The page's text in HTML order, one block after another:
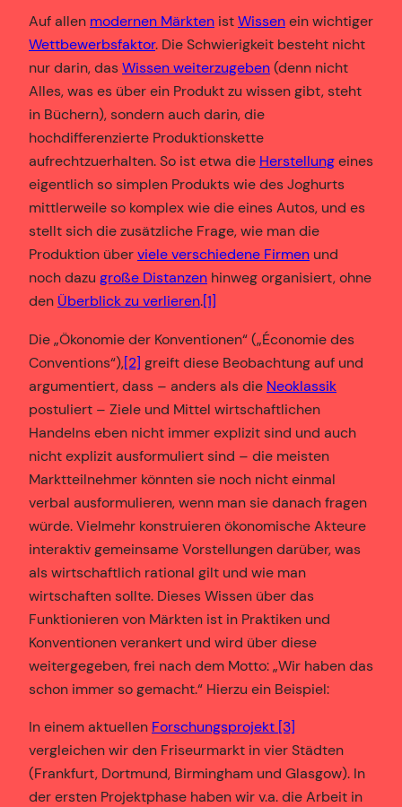
Auf allen modernen Märkten istWissenein wichtiger
Wettbewerbsfaktor. Die Schwierigkeit besteht nicht
nur darin, dasWissen weiterzugeben(denn nicht
Alles, was es über ein Produkt zu wissen gibt, steht
in Büchern), sondern auch darin, die
hochdifferenzierte Produktionskette
aufrechtzuerhalten. So ist etwa die Herstellungeines
eigentlich so simplen Produkts wie des Joghurts
mittlerweile so komplex wie die eines Autos, und es
stellt sich die zusätzliche Frage, wie man die
Produktion überviele verschiedene Firmen und
noch dazu große Distanzen hinweg organisiert, ohne
den Überblick zu verlieren.[1]
Die „Ökonomie der Konventionen“ („Économie des
Conventions“),[2] greift diese Beobachtung auf und
argumentiert, dass – anders als die Neoklassik
postuliert – Ziele und Mittel wirtschaftlichen
Handelns eben nicht immer explizit sind und auch
nicht explizit ausformuliert sind – die meisten
Marktteilnehmer könnten sie noch nicht einmal
verbal ausformulieren, wenn man sie danach fragen
würde. Vielmehr konstruieren ökonomische Akteure
interaktiv gemeinsame Vorstellungen darüber, was
als wirtschaftlich rational gilt und wie man
wirtschaften sollte. Dieses Wissen über das
Funktionieren von Märkten ist in Praktiken und
Konventionen verankert und wird über diese
weitergegeben, frei nach dem Motto: „Wir haben das
schon immer so gemacht.“ Hierzu ein Beispiel:
In einem aktuellen Forschungsprojekt [3]
vergleichen wir den Friseurmarkt in vier Städten
(Frankfurt, Dortmund, Birmingham und Glasgow). In
der ersten Projektphase haben wir v.a. die Arbeit in